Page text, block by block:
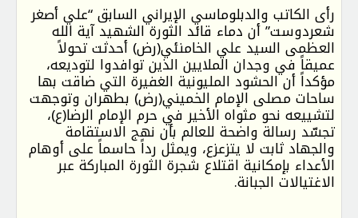
رأى الكاتب والدبلوماسي الإيراني السابق “علي أصغر
شعردوست” أن دماء قائد الثورة الشهيد آية الله
العظمى السيد علي الخامنئي(رض) أحدثت تحولاً
عميقاً في وجدان الملايين الذين توافدوا لتوديعه،
مؤكداً أن الحشود المليونية الغفيرة التي ضاقت بها
ساحات مصلى الإمام الخميني(رض) بطهران وتوجهت
لتشييعه نحو مثواه الأخير في حرم الإمام الرضا(ع)،
تجسّد رسالة واضحة للعالم بأن نهج الاستقامة
والجهاد ثابت لا يتزعزع، ويمثل رداً حاسماً على أوهام
الأعداء بإمكانية اقتلاع شجرة الثورة المباركة عبر
الاغتيالات الجبانة.